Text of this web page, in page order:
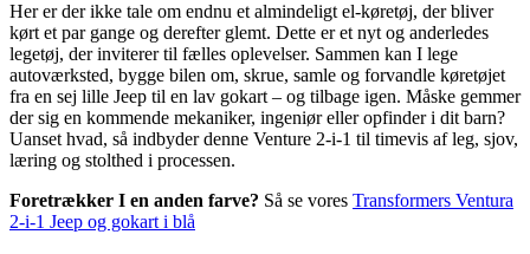
Her er der ikke tale om endnu et almindeligt el-køretøj, der bliver
kørt et par gange og derefter glemt. Dette er et nyt og anderledes
legetøj, der inviterer til fælles oplevelser. Sammen kan I lege
autoværksted, bygge bilen om, skrue, samle og forvandle køretøjet
fra en sej lille Jeep til en lav gokart – og tilbage igen. Måske gemmer
der sig en kommende mekaniker, ingeniør eller opfinder i dit barn?
Uanset hvad, så indbyder denne Venture 2-i-1 til timevis af leg, sjov,
læring og stolthed i processen.
Foretrækker I en anden farve? Så se vores Transformers Ventura
2-i-1 Jeep og gokart i blå